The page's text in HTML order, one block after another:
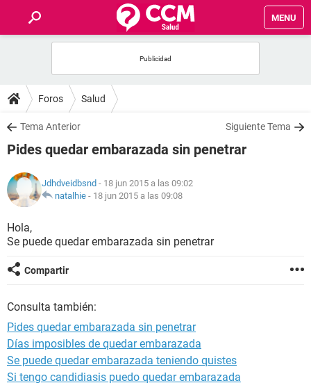
MENU
FOROS
SALUD
NUTRICIÓN
BIENESTAR
SEXUALIDAD
GLOSARIO
Foros Salud
Tema Anterior Siguiente Tema
Pides quedar embarazada sin penetrar
Jdhdveidbsnd - 18 jun 2015 a las 09:02
natalhie - 18 jun 2015 a las 09:08
Hola,
Se puede quedar embarazada sin penetrar
Compartir
Consulta también:
Pides quedar embarazada sin penetrar
Días imposibles de quedar embarazada
Se puede quedar embarazada teniendo quistes
Si tengo candidiasis puedo quedar embarazada